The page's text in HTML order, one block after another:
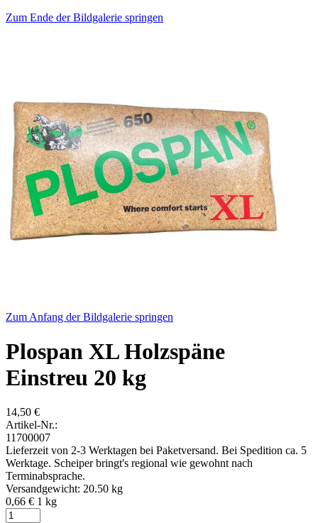
Zum Ende der Bildgalerie springen
Zum Anfang der Bildgalerie springen
Plospan XL Holzspäne
Einstreu 20 kg
14,50 €
Artikel-Nr.:
11700007
Lieferzeit von 2-3 Werktagen bei Paketversand. Bei Spedition ca. 5
Werktage. Scheiper bringt's regional wie gewohnt nach
Terminabsprache.
Versandgewicht: 20.50 kg
0,66 € 1 kg